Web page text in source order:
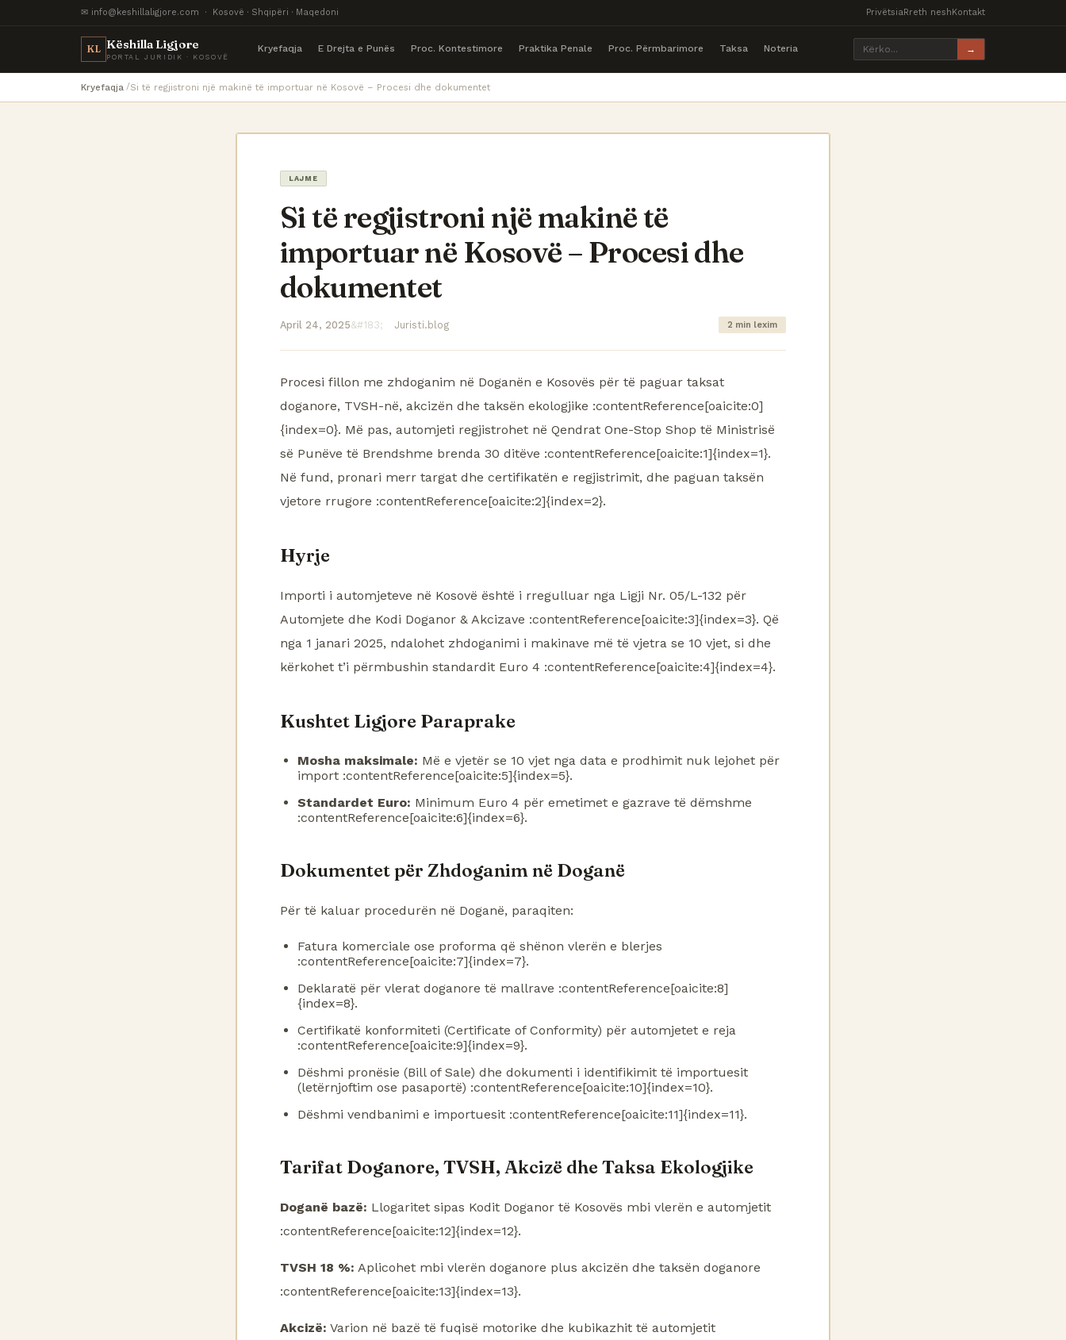
✉ info@keshillaligjore.com · Kosovë · Shqipëri · Maqedoni PrivëtsiaRreth neshKontakt
KL Këshilla Ligjore
PORTAL JURIDIK · KOSOVË
Kryefaqja E Drejta e Punës Proc. Kontestimore Praktika Penale Proc. Përmbarimore Taksa Noteria →
Kryefaqja Si të regjistroni një makinë të importuar në Kosovë – Procesi dhe dokumentet
LAJME
Si të regjistroni një makinë të
importuar në Kosovë – Procesi dhe
dokumentet
April 24, 2025 Juristi.blog 2 min lexim
Procesi fillon me zhdoganim në Doganën e Kosovës për të paguar taksat
doganore, TVSH-në, akcizën dhe taksën ekologjike :contentReference[oaicite:0]
{index=0}. Më pas, automjeti regjistrohet në Qendrat One-Stop Shop të Ministrisë
së Punëve të Brendshme brenda 30 ditëve :contentReference[oaicite:1]{index=1}.
Në fund, pronari merr targat dhe certifikatën e regjistrimit, dhe paguan taksën
vjetore rrugore :contentReference[oaicite:2]{index=2}.
Hyrje
Importi i automjeteve në Kosovë është i rregulluar nga Ligji Nr. 05/L-132 për
Automjete dhe Kodi Doganor & Akcizave :contentReference[oaicite:3]{index=3}. Që
nga 1 janari 2025, ndalohet zhdoganimi i makinave më të vjetra se 10 vjet, si dhe
kërkohet t’i përmbushin standardit Euro 4 :contentReference[oaicite:4]{index=4}.
Kushtet Ligjore Paraprake
Mosha maksimale: Më e vjetër se 10 vjet nga data e prodhimit nuk lejohet për
import :contentReference[oaicite:5]{index=5}.
Standardet Euro: Minimum Euro 4 për emetimet e gazrave të dëmshme
:contentReference[oaicite:6]{index=6}.
Dokumentet për Zhdoganim në Doganë
Për të kaluar procedurën në Doganë, paraqiten:
Fatura komerciale ose proforma që shënon vlerën e blerjes
:contentReference[oaicite:7]{index=7}.
Deklaratë për vlerat doganore të mallrave :contentReference[oaicite:8]
{index=8}.
Certifikatë konformiteti (Certificate of Conformity) për automjetet e reja
:contentReference[oaicite:9]{index=9}.
Dëshmi pronësie (Bill of Sale) dhe dokumenti i identifikimit të importuesit
(letërnjoftim ose pasaportë) :contentReference[oaicite:10]{index=10}.
Dëshmi vendbanimi e importuesit :contentReference[oaicite:11]{index=11}.
Tarifat Doganore, TVSH, Akcizë dhe Taksa Ekologjike
Doganë bazë: Llogaritet sipas Kodit Doganor të Kosovës mbi vlerën e automjetit
:contentReference[oaicite:12]{index=12}.
TVSH 18 %: Aplicohet mbi vlerën doganore plus akcizën dhe taksën doganore
:contentReference[oaicite:13]{index=13}.
Akcizë: Varion në bazë të fuqisë motorike dhe kubikazhit të automjetit